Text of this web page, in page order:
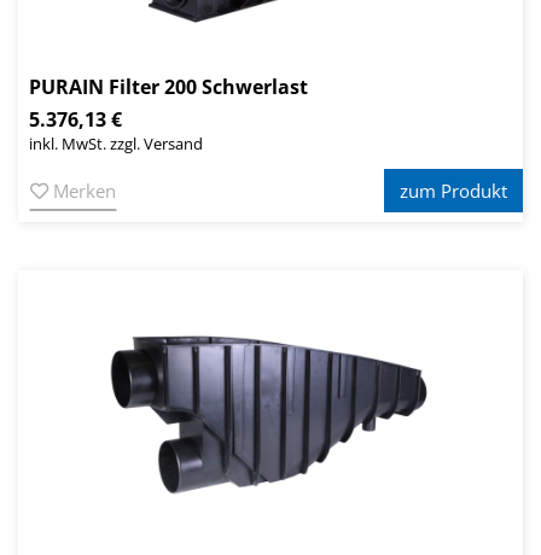
PURAIN Filter 200 Schwerlast
5.376,13 €
inkl. MwSt. zzgl. Versand
Merken zum Produkt